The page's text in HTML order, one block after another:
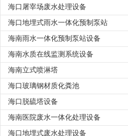
海口屠宰场废水处理设备
海口地埋式雨水一体化预制泵站
海南雨水一体化预制泵站设备
海南水质在线监测系统设备
海南立式喷淋塔
海口玻璃钢材质化粪池
海口脱硫塔设备
海南医院废水一体化处理设备
海口地埋式废水处理设备